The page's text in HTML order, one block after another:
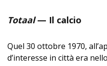
Totaal— Il calcio
Quel 30 ottobre 1970,
d’interesse in città era